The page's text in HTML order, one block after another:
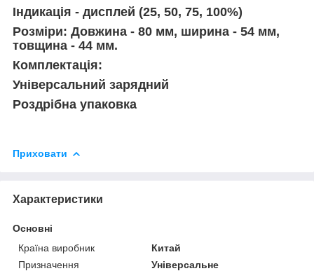
Індикація - дисплей (25, 50, 75, 100%)
Розміри: Довжина - 80 мм, ширина - 54 мм,
товщина - 44 мм.
Комплектація:
Універсальний зарядний
Роздрібна упаковка
Приховати
Характеристики
Основні
Країна виробник
Китай
Призначення
Універсальне